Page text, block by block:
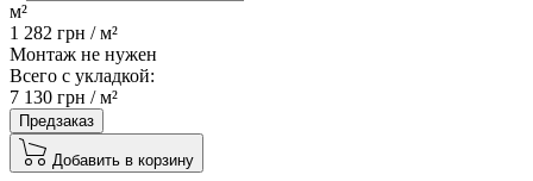
м²
1 282 грн /м²
Монтаж не нужен
Всего с укладкой:
7 130 грн /м²
Предзаказ
Добавить в корзину